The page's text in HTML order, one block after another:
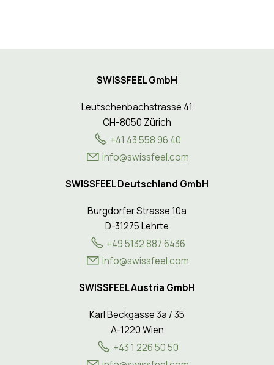
SWISSFEEL GmbH
Leutschenbachstrasse 41
CH-8050 Zürich
+41 43 558 96 40
nf
swssf lc m
SWISSFEEL Deutschland GmbH
Burgdorfer Strasse 10a
D-31275 Lehrte
+49 5132 887 6436
info@swissfeel.com
SWISSFEEL Austria GmbH
Karl Beckgasse 3a / 35
A-1220 Wien
+43 1 226 50 50